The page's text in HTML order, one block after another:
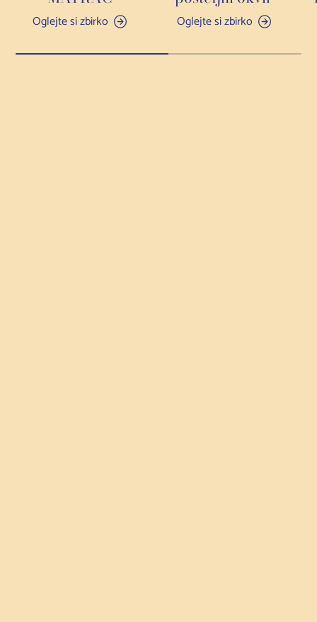
Oglejte si zbirko Oglejte si zbirko